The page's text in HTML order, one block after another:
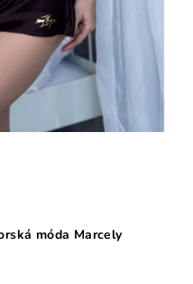
móda Marcely